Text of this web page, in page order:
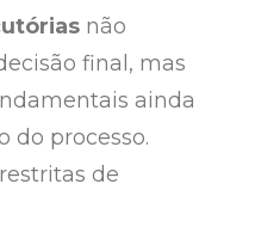
não
final, mas
ainda
do processo.
de